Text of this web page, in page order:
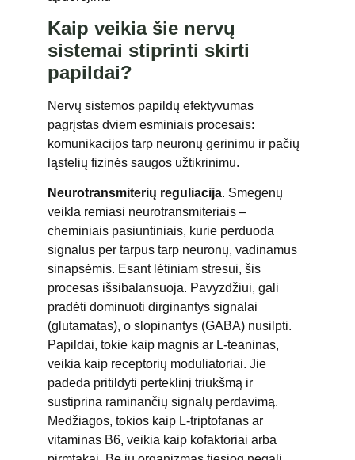
Kaip veikia šie nervų
sistemai stiprinti skirti
papildai?
Nervų sistemos papildų efektyvumas
pagrįstas dviem esminiais procesais:
komunikacijos tarp neuronų gerinimu ir pačių
ląstelių fizinės saugos užtikrinimu.
Neurotransmiterių reguliacija. Smegenų
veikla remiasi neurotransmiteriais –
cheminiais pasiuntiniais, kurie perduoda
signalus per tarpus tarp neuronų, vadinamus
sinapsėmis. Esant lėtiniam stresui, šis
procesas išsibalansuoja. Pavyzdžiui, gali
pradėti dominuoti dirginantys signalai
(glutamatas), o slopinantys (GABA) nusilpti.
Papildai, tokie kaip magnis ar L-teaninas,
veikia kaip receptorių moduliatoriai. Jie
padeda pritildyti perteklinį triukšmą ir
sustiprina raminančių signalų perdavimą.
Medžiagos, tokios kaip L-triptofanas ar
vitaminas B6, veikia kaip kofaktoriai arba